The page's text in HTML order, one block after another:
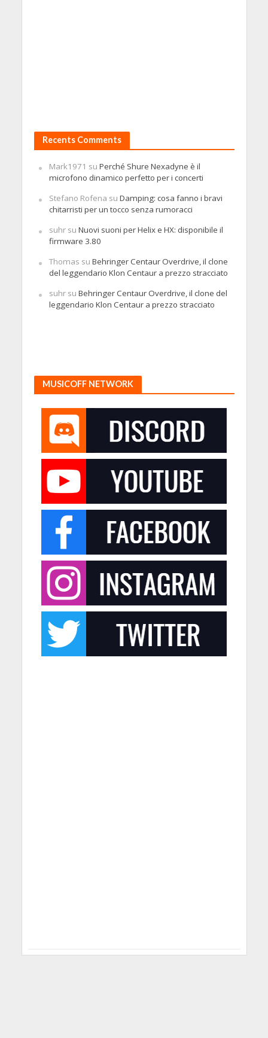
Recents Comments
Mark1971 su Perché Shure Nexadyne è il
microfono dinamico perfetto per i concerti
Stefano Rofena su Damping: cosa fanno i bravi
chitarristi per un tocco senza rumoracci
suhrsu Nuovi suoni per Helix e HX: disponibile il
firmware 3.80
Thomas su Behringer Centaur Overdrive, il clone
del leggendario Klon Centaur a prezzo stracciato
suhrsu Behringer Centaur Overdrive, il clone del
leggendario Klon Centaur a prezzo stracciato
MUSICOFF NETWORK